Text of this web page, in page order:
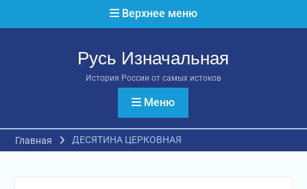
Верхнее меню
Русь Изначальная
История России от самых истоков
Меню
Главная ДЕСЯТИНА ЦЕРКОВНАЯ